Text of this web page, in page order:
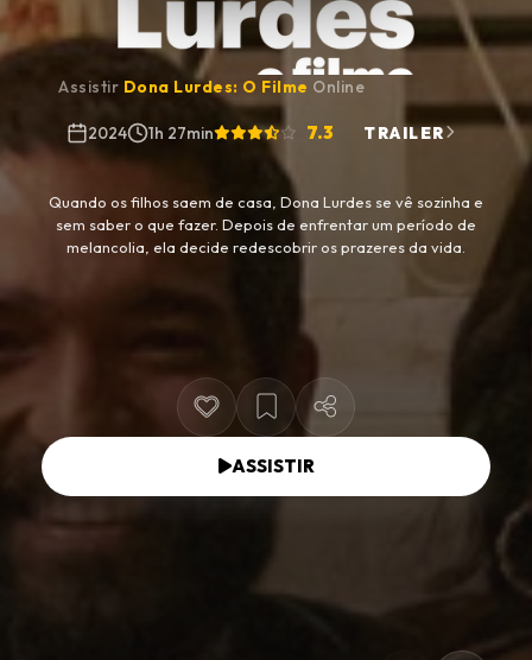
Assistir Dona Lurdes: O Filme Online
2024 1h 27min 7.3 TRAILER
Quando os filhos saem de casa, Dona Lurdes se vê sozinha e
sem saber o que fazer. Depois de enfrentar um período de
melancolia, ela decide redescobrir os prazeres da vida.
ASSISTIR